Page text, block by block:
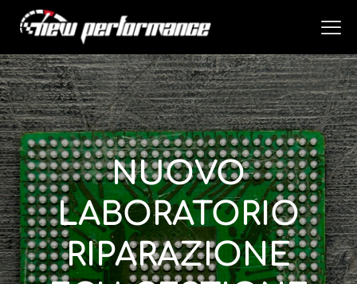
NUOVO
LABORATORIO
RIPARAZIONE